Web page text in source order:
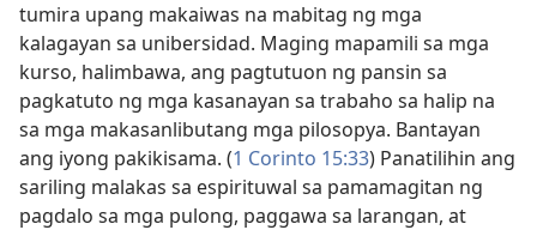
tumira upang makaiwas na mabitag ng mga
kalagayan sa unibersidad. Maging mapamili sa mga
kurso, halimbawa, ang pagtutuon ng pansin sa
pagkatuto ng mga kasanayan sa trabaho sa halip na
sa mga makasanlibutang mga pilosopya. Bantayan
ang iyong pakikisama. (1 Corinto 15:33) Panatilihin ang
sariling malakas sa espirituwal sa pamamagitan ng
pagdalo sa mga pulong, paggawa sa larangan, at